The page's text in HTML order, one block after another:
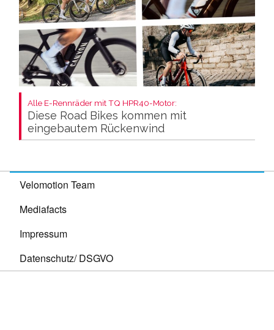
Alle E-Rennräder mit TQ HPR40-Motor:
Diese Road Bikes kommen mit
eingebautem Rückenwind
Velomotion Team
Mediafacts
Impressum
Datenschutz/ DSGVO